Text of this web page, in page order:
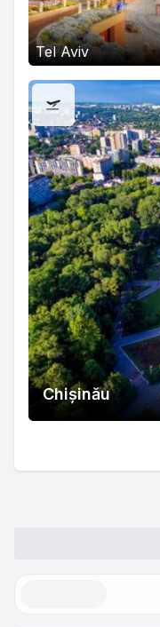
Tel Aviv
Chișinău